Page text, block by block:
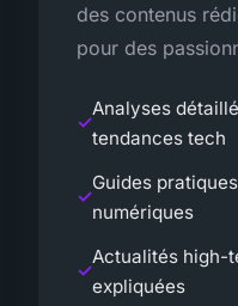
des contenus
pour des
Analyses
tendances tech
Guides
numériques
Actualités high-
expliquées